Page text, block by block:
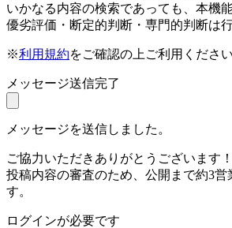
いかなる内容の検索であっても、本機
優劣評価・断定的判断・専門的判断は行
※利用規約をご確認の上ご利用ください
メッセージ送信完了
メッセージを送信しました。
ご協力いただきありがとうございます！
投稿内容の審査のため、公開まで約3営
す。
ログインが必要です